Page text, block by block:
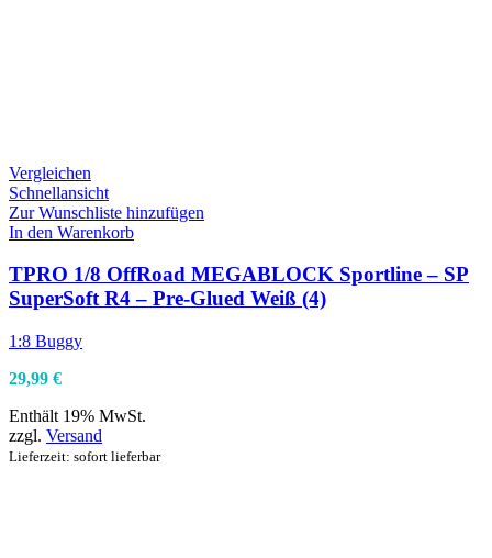
Vergleichen
Schnellansicht
Zur Wunschliste hinzufügen
In den Warenkorb
TPRO 1/8 OffRoad MEGABLOCK Sportline – SP
SuperSoft R4 – Pre-Glued Weiß (4)
1:8 Buggy
29,99 €
Enthält 19% MwSt.
zzgl. Versand
Lieferzeit: sofort lieferbar